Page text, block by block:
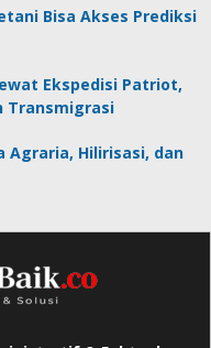
Bisa Akses Prediksi
Ekspedisi Patriot,
Transmigrasi
Agraria, Hilirisasi, dan